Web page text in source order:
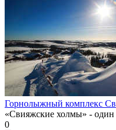
Горнолыжный комплекс
«Свияжские холмы» -
0